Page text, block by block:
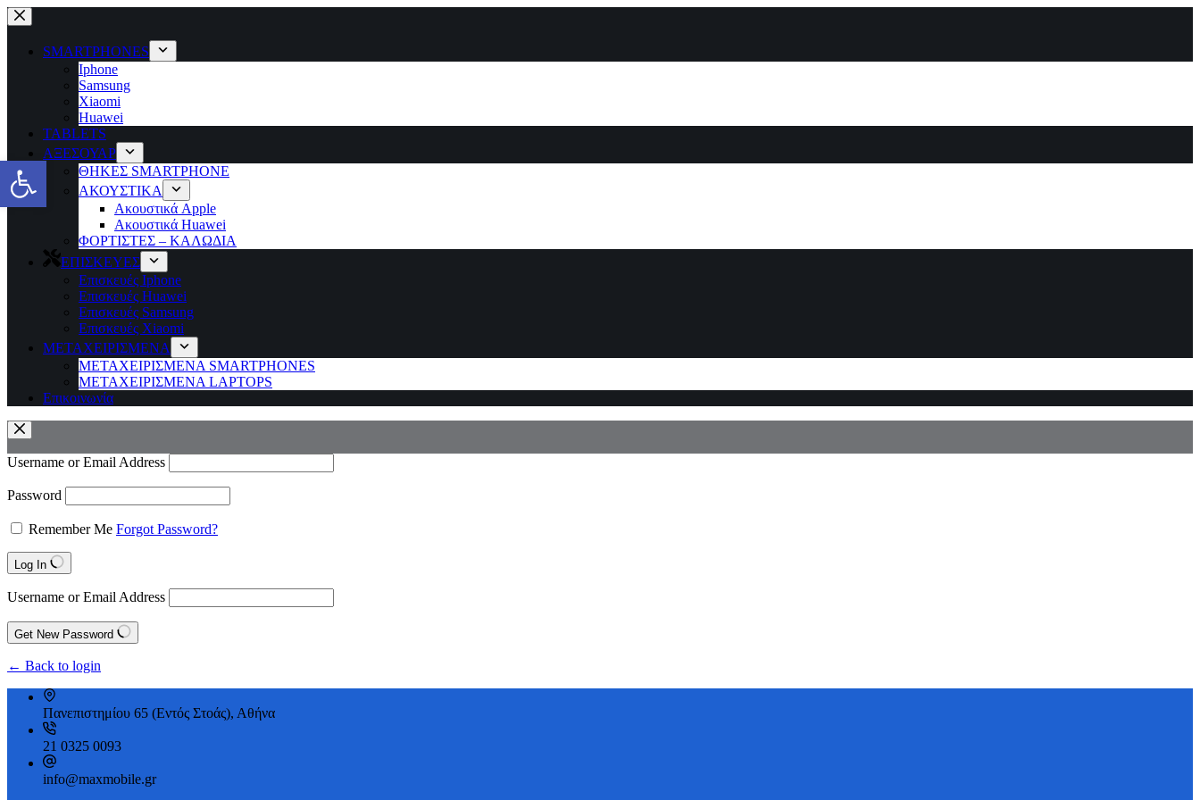
Μετάβαση
στο
περιεχόμενο
SMARTPHONES
Iphone
Samsung
Xiaomi
Huawei
TABLETS
ΑΞΕΣΟΥΑΡ
ΘΗΚΕΣ SMARTPHONE
ΑΚΟΥΣΤΙΚΑ
Ακουστικά Apple
Ακουστικά Huawei
ΦΟΡΤΙΣΤΕΣ – ΚΑΛΩΔΙΑ
ΕΠΙΣΚΕΥΕΣ
Επισκευές Iphone
Επισκευές Huawei
Επισκευές Samsung
Επισκευές Xiaomi
ΜΕΤΑΧΕΙΡΙΣΜΕΝΑ
ΜΕΤΑΧΕΙΡΙΣΜΕΝΑ SMARTPHONES
ΜΕΤΑΧΕΙΡΙΣΜΕΝΑ LAPTOPS
Επικοινωνία
Username or Email Address
Password
Remember Me Forgot Password?
Log In
Username or Email Address
Get New Password
← Back to login
Πανεπιστημίου 65 (Εντός Στοάς), Αθήνα
21 0325 0093
info@maxmobile.gr
Ανοίξτε τη γραμμή εργαλείων